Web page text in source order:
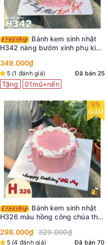
H342 nàng bướm xinh phụ kiện
349.000₫
5 (1 đánh giá) Đã bán 25
Tặng 01mũ+nến
9%
GIẢM
H326 màu hồng công chúa thắt
298.000₫ 329.000₫
5 (4 đánh giá) Đã bán 70